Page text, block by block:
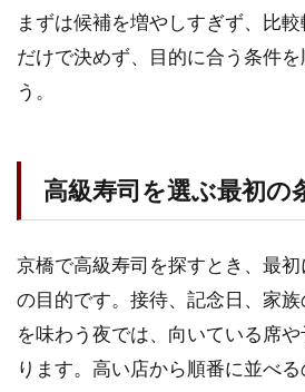
を
較
高級
寿司
を選
初の
条件
1.2
候補
まずは候補を増やしすぎず、比
だけで決めず、目的に合う条件
う。
高級寿司を選ぶ最初の
京橋で高級寿司を探すとき、最
の目的です。接待、記念日、家
を味わう夜では、向いている席
ります。高い店から順番に並べ